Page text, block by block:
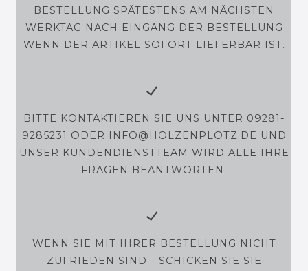
BESTELLUNG SPÄTESTENS AM NÄCHSTEN
WERKTAG NACH EINGANG DER BESTELLUNG
WENN DER ARTIKEL SOFORT LIEFERBAR IST.
BITTE KONTAKTIEREN SIE UNS UNTER 09281-
9285231 ODER INFO@HOLZENPLOTZ.DE UND
UNSER KUNDENDIENSTTEAM WIRD ALLE IHRE
FRAGEN BEANTWORTEN.
WENN SIE MIT IHRER BESTELLUNG NICHT
ZUFRIEDEN SIND - SCHICKEN SIE SIE